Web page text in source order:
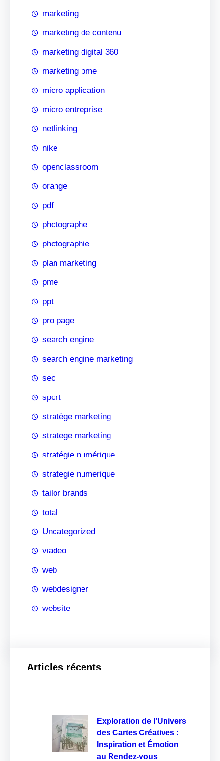
marketing
marketing de contenu
marketing digital 360
marketing pme
micro application
micro entreprise
netlinking
nike
openclassroom
orange
pdf
photographe
photographie
plan marketing
pme
ppt
pro page
search engine
search engine marketing
seo
sport
stratège marketing
stratege marketing
stratégie numérique
strategie numerique
tailor brands
total
Uncategorized
viadeo
web
webdesigner
website
Articles récents
Exploration de l’Univers
des Cartes Créatives :
Inspiration et Émotion
au Rendez-vous